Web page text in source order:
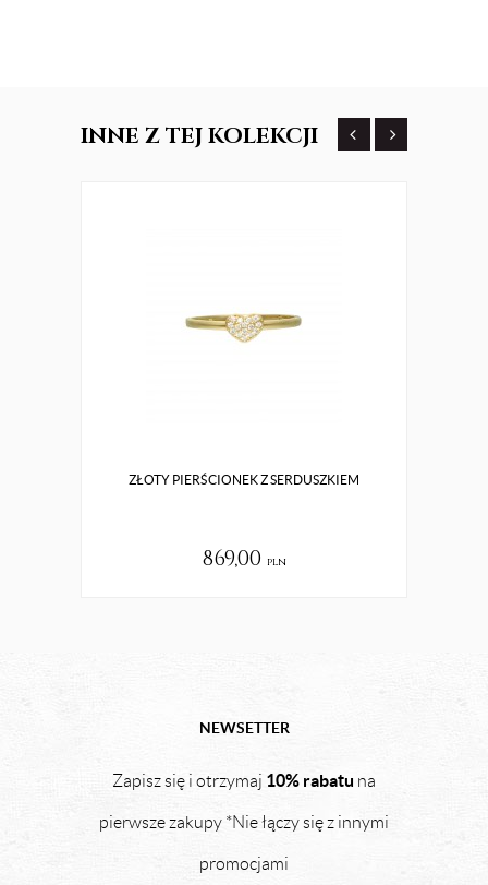
INNE Z TEJ KOLEKCJI
ZŁOTY PIERŚCIONEK Z SERDUSZKIEM
869,00 pln
NEWSETTER
Zapisz się i otrzymaj 10% rabatu na
pierwsze zakupy *Nie łączy się z innymi
promocjami